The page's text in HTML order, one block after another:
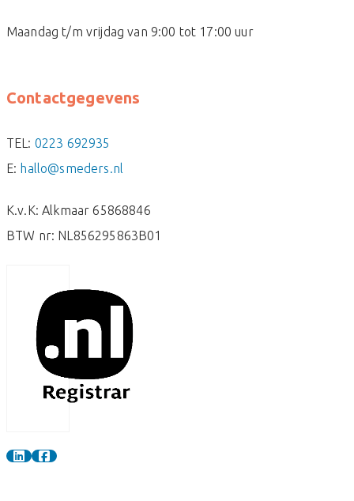
Maandag t/m vrijdag van 9:00 tot 17:00 uur
Contactgegevens
TEL: 0223 692935
E: hallo@smeders.nl
K.v.K: Alkmaar 65868846
BTW nr: NL856295863B01